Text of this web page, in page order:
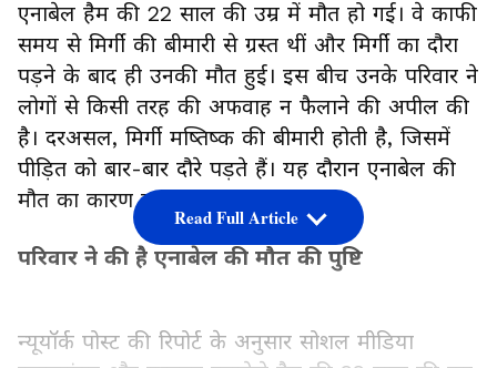
एनाबेल हैम की 22 साल की उम्र में मौत हो गई। वे काफी
समय से मिर्गी की बीमारी से ग्रस्त थीं और मिर्गी का दौरा
पड़ने के बाद ही उनकी मौत हुई। इस बीच उनके परिवार ने
लोगों से किसी तरह की अफवाह न फैलाने की अपील की
है। दरअसल, मिर्गी मष्तिष्क की बीमारी होती है, जिसमें
पीड़ित को बार-बार दौरे पड़ते हैं। यह दौरान एनाबेल की
मौत का कारण बन गया।
परिवार ने की है एनाबेल की मौत की पुष्टि
न्यूयॉर्क पोस्ट की रिपोर्ट के अनुसार सोशल मीडिया
Read Full Article